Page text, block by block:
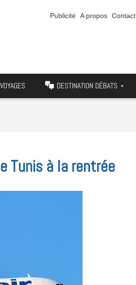
Publicité A propos Contact
DESTINATION DÉBATS
Tunis à la rentrée